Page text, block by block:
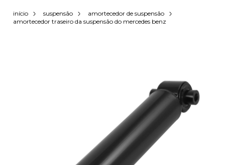
início suspensão
amortecedor de suspensão
amortecedor traseiro da suspensão do mercedes benz